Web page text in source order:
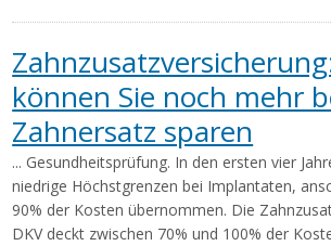
können Sie noch mehr
Zahnersatz sparen
... Gesundheitsprüfung. In den ersten vier
niedrige Höchstgrenzen bei Implantaten,
90% der Kosten übernommen. Die
DKV deckt zwischen 70% und 100% der